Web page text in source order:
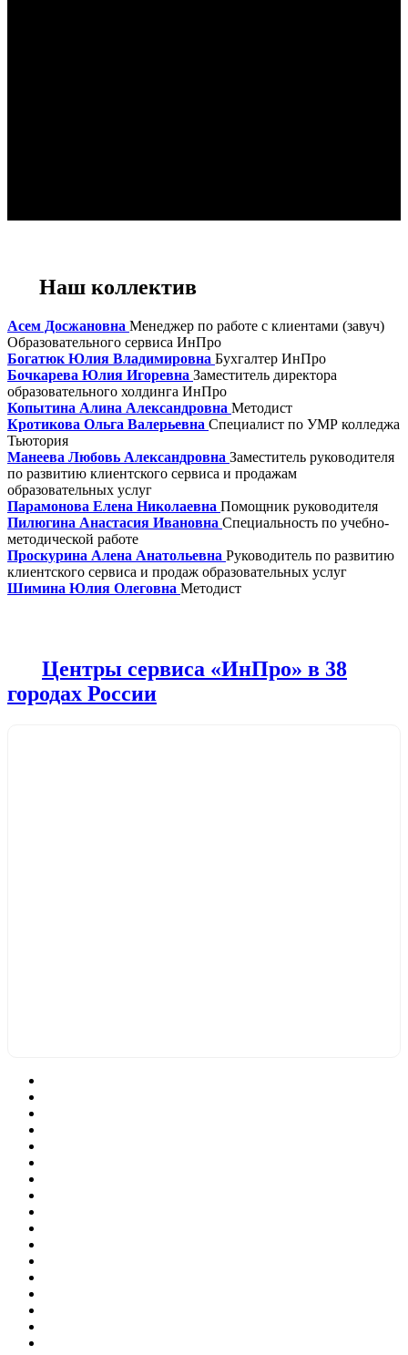
Наш коллектив
Асем Досжановна Менеджер по работе с клиентами (завуч)
Образовательного сервиса ИнПро
Богатюк Юлия Владимировна Бухгалтер ИнПро
Бочкарева Юлия Игоревна Заместитель директора
образовательного холдинга ИнПро
Копытина Алина Александровна Методист
Кротикова Ольга Валерьевна Специалист по УМР колледжа
Тьютория
Манеева Любовь Александровна Заместитель руководителя
по развитию клиентского сервиса и продажам
образовательных услуг
Парамонова Елена Николаевна Помощник руководителя
Пилюгина Анастасия Ивановна Специальность по учебно-
методической работе
Проскурина Алена Анатольевна Руководитель по развитию
клиентского сервиса и продаж образовательных услуг
Шимина Юлия Олеговна Методист
Центры сервиса «ИнПро» в 38
городах России